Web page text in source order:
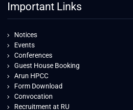
Important Links
Notices
Events
Conferences
Guest House Booking
Arun HPCC
Form Download
Convocation
Recruitment at RU